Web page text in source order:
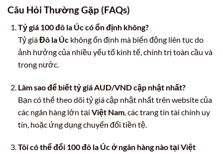
Câu Hỏi Thường Gặp (FAQs)
Tỷ giá 100 đô la Úc có ổn định không?
Tỷ giáĐô la Úckhông ổn định mà biến động liên tục do
ảnh hưởng của nhiều yếu tố kinh tế, chính trị toàn cầu và
trong nước.
Làm sao để biết tỷ giá AUD/VND cập nhật nhất?
Bạn có thể theo dõi tỷ giá cập nhật nhất trên website của
các ngân hàng lớn tại Việt Nam, các trang tin tài chính uy
tín, hoặc ứng dụng chuyển đổi tiền tệ.
Tôi có thể đổi 100 đô la Úc ở ngân hàng nào tại Việt